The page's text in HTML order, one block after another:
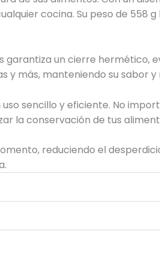
cocina. Su peso de 558
garantiza un cierre hermético,
y más, manteniendo su sabor y
sencillo y eficiente. No
la conservación de tus
reduciendo el